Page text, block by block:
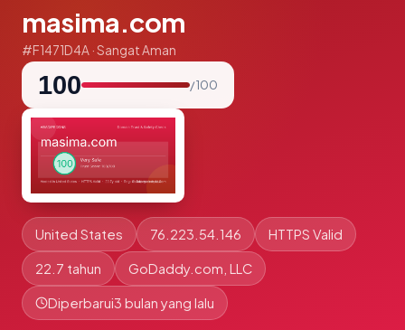
masima.com
#F1471D4A · Sangat Aman
100 / 100
United States 76.223.54.146 HTTPS Valid
22.7 tahun GoDaddy.com, LLC
Diperbarui3 bulan yang lalu